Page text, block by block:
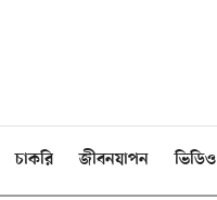
চাকরি জীবনযাপন ভিডিও